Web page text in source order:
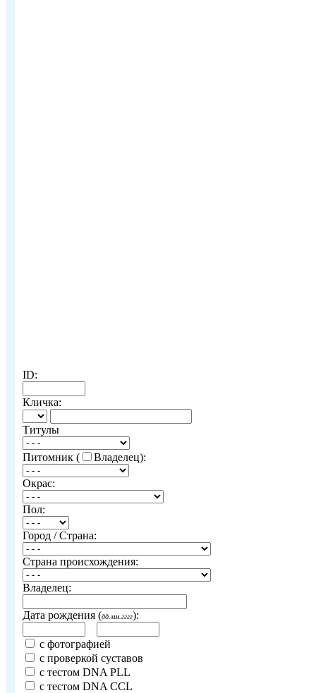
ID:
Кличка:
Титулы
Питомник ( Владелец):
Окрас:
Пол:
Город / Страна:
Страна происхождения:
Владелец:
Дата рождения (дд.мм.гггг):
с фотографией
с проверкой суставов
с тестом DNA PLL
с тестом DNA CCL